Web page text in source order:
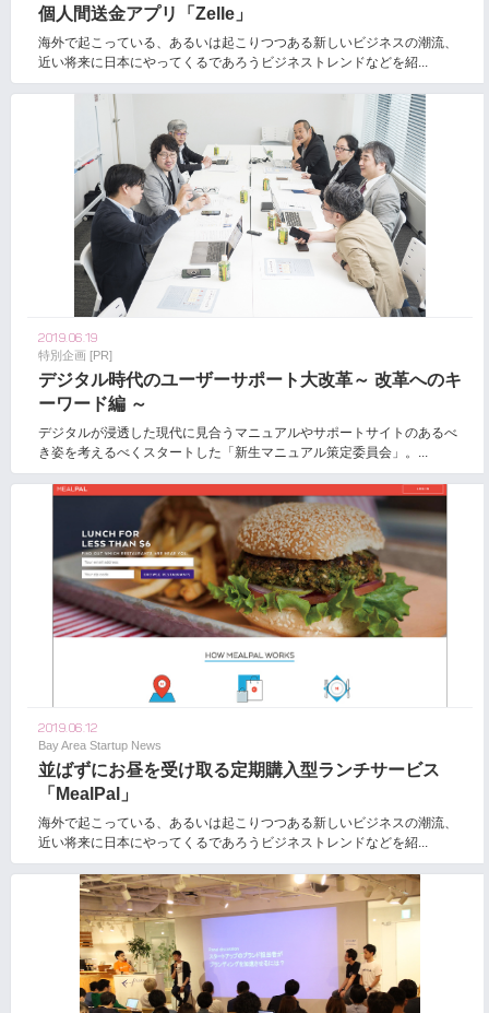
個人間送金アプリ「Zelle」
海外で起こっている、あるいは起こりつつある新しいビジネスの潮流、
近い将来に日本にやってくるであろうビジネストレンドなどを紹...
2019.06.19
特別企画 [PR]
デジタル時代のユーザーサポート大改革～ 改革へのキ
ーワード編 ～
デジタルが浸透した現代に見合うマニュアルやサポートサイトのあるべ
き姿を考えるべくスタートした「新生マニュアル策定委員会」。...
2019.06.12
Bay Area Startup News
並ばずにお昼を受け取る定期購入型ランチサービス
「MealPal」
海外で起こっている、あるいは起こりつつある新しいビジネスの潮流、
近い将来に日本にやってくるであろうビジネストレンドなどを紹...